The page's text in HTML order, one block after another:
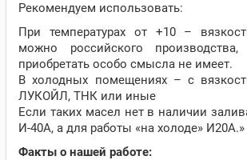
Рекомендуем использовать:
При температурах от +10 –
можно российского производства,
приобретать особо смысла не имеет.
В холодных помещениях – с
ЛУКОЙЛ, ТНК или иные
Если таких масел нет в наличии
И-40А, а для работы «на холоде» И20А.»
Факты о нашей работе: